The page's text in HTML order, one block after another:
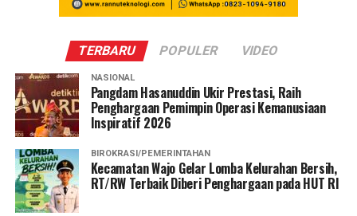
TERBARU POPULER VIDEO
NASIONAL
Pangdam Hasanuddin Ukir Prestasi, Raih
Penghargaan Pemimpin Operasi Kemanusiaan
Inspiratif 2026
BIROKRASI/PEMERINTAHAN
Kecamatan Wajo Gelar Lomba Kelurahan Bersih,
RT/RW Terbaik Diberi Penghargaan pada HUT RI